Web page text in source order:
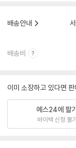
배송안내
배송비
이미 소장하고 있다면
예스24에 팔
바이백 신청 불